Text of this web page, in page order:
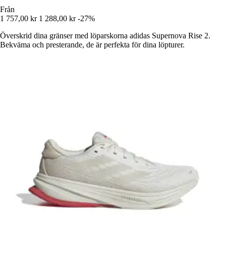
Från
1 757,00 kr 1 288,00 kr -27%
Överskrid dina gränser med löparskorna adidas Supernova Rise 2.
Bekväma och presterande, de är perfekta för dina löpturer.